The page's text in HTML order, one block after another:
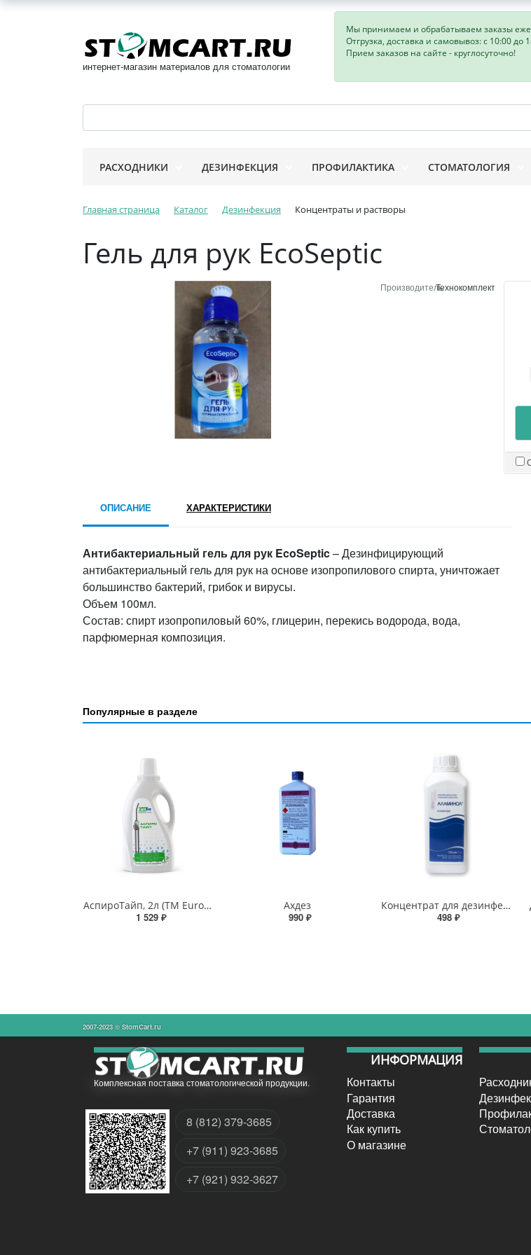
интернет-магазин материалов для стоматологии
Мы принимаем и обрабатываем заказы
Отгрузка, доставка и самовывоз: с 10:00
Прием заказов на сайте - круглосуточно!
РАСХОДНИКИ ДЕЗИНФЕКЦИЯ ПРОФИЛАКТИКА СТОМАТОЛОГИЯ
Главная страница Каталог Дезинфекция Концентраты и растворы
Гель для рук EcoSeptic
ПроизводительТехнокомплект
ОПИСАНИЕ ХАРАКТЕРИСТИКИ
Антибактериальный гель для рук EcoSeptic– Дезинфицирующий
антибактериальный гель для рук на основе изопропилового спирта, уничтожает
большинство бактерий, грибок и вирусы.
Объем 100мл.
Состав: спирт изопропиловый 60%, глицерин, перекись водорода, вода,
парфюмерная композиция.
Популярные в разделе
АспироТайп, 2л (ТМ EuroType)
1 529 ₽
Ахдез
990 ₽
Концентрат для дезинфекции Аламинол
498 ₽
2007-2023 © StomCart.ru
Комплексная поставка стоматологической продукции.
8 (812) 379-3685
+7 (911) 923-3685
+7 (921) 932-3627
ИНФОРМАЦИЯ
Контакты
Гарантия
Доставка
Как купить
О магазине